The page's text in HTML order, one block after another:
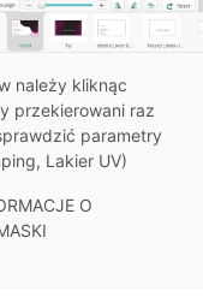
należy kliknąc
przekierowani raz
parametry
Lakier UV)
O